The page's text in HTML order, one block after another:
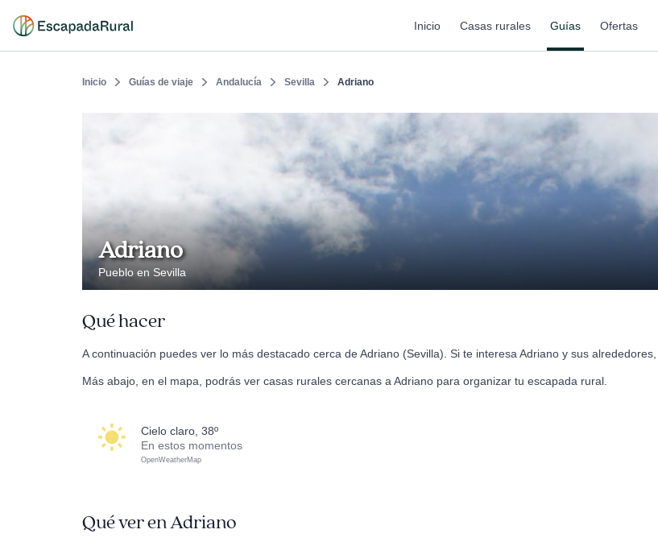
Inicio Casas rurales Guías Ofertas
Inicio Guías de viaje Andalucía Sevilla Adriano
Adriano
Pueblo en Sevilla
Qué hacer
A continuación puedes ver lo más destacado cerca de Adriano (Sevilla). Si te interesa Adriano y sus
Más abajo, en el mapa, podrás ver casas rurales cercanas a Adriano para organizar tu escapada rural.
cielo claro, 38º
En estos momentos
OpenWeatherMap
Qué ver en Adriano